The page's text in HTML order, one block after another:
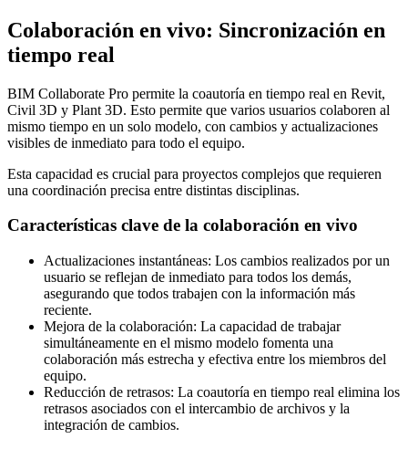
Colaboración en vivo: Sincronización en
tiempo real
BIM Collaborate Pro permite la coautoría en tiempo real en Revit,
Civil 3D y Plant 3D. Esto permite que varios usuarios colaboren al
mismo tiempo en un solo modelo, con cambios y actualizaciones
visibles de inmediato para todo el equipo.
Esta capacidad es crucial para proyectos complejos que requieren
una coordinación precisa entre distintas disciplinas.
Características clave de la colaboración en vivo
Actualizaciones instantáneas: Los cambios realizados por un
usuario se reflejan de inmediato para todos los demás,
asegurando que todos trabajen con la información más
reciente.
Mejora de la colaboración: La capacidad de trabajar
simultáneamente en el mismo modelo fomenta una
colaboración más estrecha y efectiva entre los miembros del
equipo.
Reducción de retrasos: La coautoría en tiempo real elimina los
retrasos asociados con el intercambio de archivos y la
integración de cambios.